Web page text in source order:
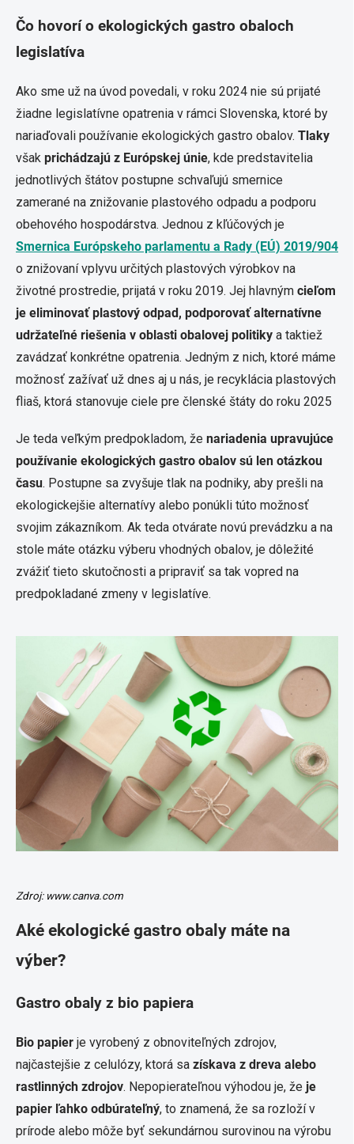
Čo hovorí o ekologických gastro obaloch
legislatíva
Ako sme už na úvod povedali, v roku 2024 nie sú prijaté
žiadne legislatívne opatrenia v rámci Slovenska, ktoré by
nariaďovali používanie ekologických gastro obalov. Tlaky
však prichádzajú z Európskej únie, kde predstavitelia
jednotlivých štátov postupne schvaľujú smernice
zamerané na znižovanie plastového odpadu a podporu
obehového hospodárstva. Jednou z kľúčových je
Smernica Európskeho parlamentu a Rady (EÚ) 2019/904
o znižovaní vplyvu určitých plastových výrobkov na
životné prostredie, prijatá v roku 2019. Jej hlavným cieľom
je eliminovať plastový odpad, podporovať alternatívne
udržateľné riešenia v oblasti obalovej politiky a taktiež
zavádzať konkrétne opatrenia. Jedným z nich, ktoré máme
možnosť zažívať už dnes aj u nás, je recyklácia plastových
fliaš, ktorá stanovuje ciele pre členské štáty do roku 2025
Je teda veľkým predpokladom, že nariadenia upravujúce
používanie ekologických gastro obalov sú len otázkou
času. Postupne sa zvyšuje tlak na podniky, aby prešli na
ekologickejšie alternatívy alebo ponúkli túto možnosť
svojim zákazníkom. Ak teda otvárate novú prevádzku a na
stole máte otázku výberu vhodných obalov, je dôležité
zvážiť tieto skutočnosti a pripraviť sa tak vopred na
predpokladané zmeny v legislatíve.
Zdroj: www.canva.com
Aké ekologické gastro obaly máte na
výber?
Gastro obaly z bio papiera
Bio papier je vyrobený z obnoviteľných zdrojov,
najčastejšie z celulózy, ktorá sa získava z dreva alebo
rastlinných zdrojov. Nepopierateľnou výhodou je, že je
papier ľahko odbúrateľný, to znamená, že sa rozloží v
prírode alebo môže byť sekundárnou surovinou na výrobu